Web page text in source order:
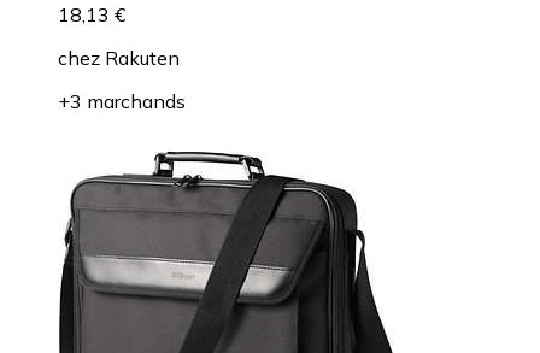
18,13 €
chez Rakuten
+3 marchands